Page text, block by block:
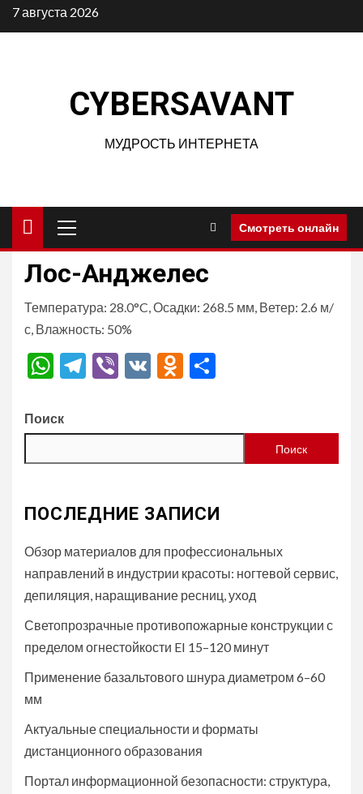
Перейти
к
7 августа 2026
CYBERSAVANT
МУДРОСТЬ ИНТЕРНЕТА
меню
Смотреть онлайн
Лос-Анджелес
Температура: 28.0°C, Осадки: 268.5 мм, Ветер: 2.6 м/
с, Влажность: 50%
WhatsApp
Telegram
Viber
VK Odnoklassniki
Поиск
Поиск
ПОСЛЕДНИЕ ЗАПИСИ
Обзор материалов для профессиональных
направлений в индустрии красоты: ногтевой сервис,
депиляция, наращивание ресниц, уход
Светопрозрачные противопожарные конструкции с
пределом огнестойкости EI 15–120 минут
Применение базальтового шнура диаметром 6–60
мм
Актуальные специальности и форматы
дистанционного образования
Портал информационной безопасности: структура,